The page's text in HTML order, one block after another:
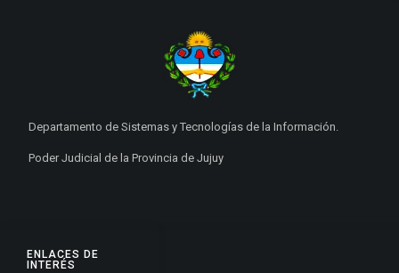
ENLACES DE
INTERÉS
Departamento de Sistemas y Tecnologías de la Información.
Poder Judicial de la Provincia de Jujuy